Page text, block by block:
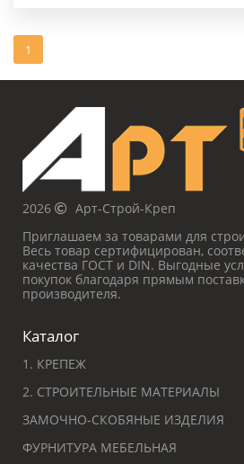
1
2026
Арт-Строй-Креп
Приглашаем за товарами для
Весь товар сертифицирован,
качества ГОСТ и DIN. Выгодные
покупок благодаря прямым
производителя.
Каталог
1. КРЕПЕЖ
2. СТРОИТЕЛЬНЫЕ МАТЕРИАЛЫ
ЗАМОЧНО-СКОБЯНЫЕ ИЗДЕЛИЯ
ФУРНИТУРА МЕБЕЛЬНАЯ